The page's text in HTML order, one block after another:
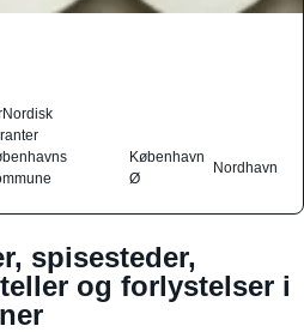
Nordisk
København
Ø
Nordhavn
spisesteder,
og forlystelser i